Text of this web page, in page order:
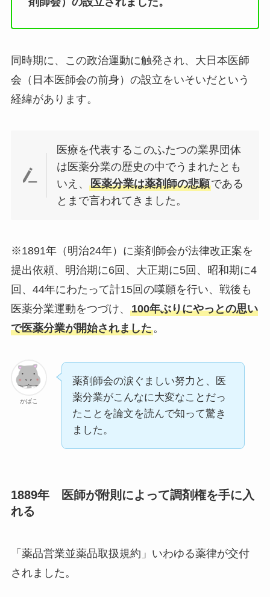
同時期に、この政治運動に触発され、大日本医師
会（日本医師会の前身）の設立をいそいだという
経緯があります。
医療を代表するこのふたつの業界団体
は医薬分業の歴史の中でうまれたとも
いえ、医薬分業は薬剤師の悲願である
とまで言われてきました。
※1891年（明治24年）に薬剤師会が法律改正案を
提出依頼、明治期に6回、大正期に5回、昭和期に4
回、44年にわたって計15回の嘆願を行い、戦後も
医薬分業運動をつづけ、 100年ぶりにやっとの思い
で医薬分業が開始されました。
かばこ
薬剤師会の涙ぐましい努力と、医
薬分業がこんなに大変なことだっ
たことを論文を読んで知って驚き
ました。
1889年 医師が附則によって調剤権を手に入
れる
「薬品営業並薬品取扱規約」いわゆる薬律が交付
されました。